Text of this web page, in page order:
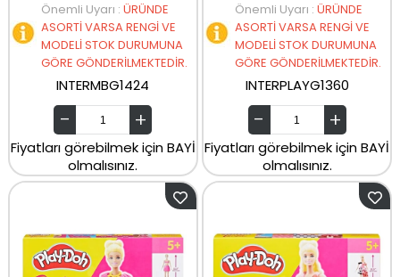
Önemli Uyarı : ÜRÜNDE
ASORTİ VARSA RENGİ VE
MODELİ STOK DURUMUNA
GÖRE GÖNDERİLMEKTEDİR.
INTERMBG1424
Fiyatları görebilmek için BAYİ
olmalısınız.
Önemli Uyarı : ÜRÜNDE
ASORTİ VARSA RENGİ VE
MODELİ STOK DURUMUNA
GÖRE GÖNDERİLMEKTEDİR.
INTERPLAYG1360
Fiyatları görebilmek için BAYİ
olmalısınız.